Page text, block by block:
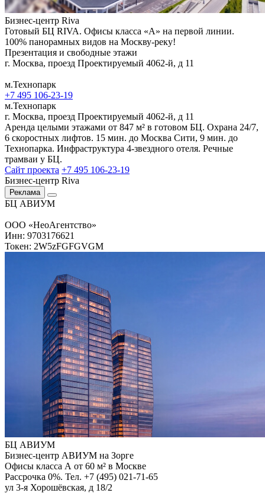
Бизнес-центр Riva
Готовый БЦ RIVA. Офисы класса «А» на первой линии.
100% панорамных видов на Москву-реку!
Презентация и свободные этажи
г. Москва, проезд Проектируемый 4062-й, д 11
м.Технопарк
+7 495 106-23-19
м.Технопарк
г. Москва, проезд Проектируемый 4062-й, д 11
Аренда целыми этажами от 847 м² в готовом БЦ. Охрана 24/7,
6 скоростных лифтов. 15 мин. до Москва Сити, 9 мин. до
Технопарка. Инфраструктура 4-звездного отеля. Речные
трамваи у БЦ.
Сайт проекта +7 495 106-23-19
Бизнес-центр Riva
Реклама
БЦ АВИУМ
ООО «НеоАгентство»
Инн: 9703176621
Токен: 2W5zFGFGVGM
БЦ АВИУМ
Бизнес-центр АВИУМ на Зорге
Офисы класса А от 60 м² в Москве
Рассрочка 0%. Тел. +7 (495) 021-71-65
ул 3-я Хорошёвская, д 18/2